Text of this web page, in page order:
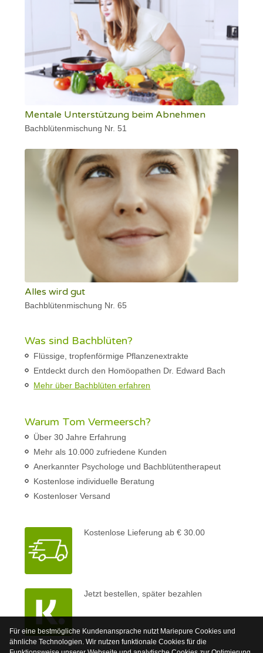
Mentale Unterstützung beim Abnehmen
Bachblütenmischung Nr. 51
Alles wird gut
Bachblütenmischung Nr. 65
Was sind Bachblüten?
Flüssige, tropfenförmige Pflanzenextrakte
Entdeckt durch den Homöopathen Dr. Edward Bach
Mehr über Bachblüten erfahren
Warum Tom Vermeersch?
Über 30 Jahre Erfahrung
Mehr als 10.000 zufriedene Kunden
Anerkannter Psychologe und Bachblütentherapeut
Kostenlose individuelle Beratung
Kostenloser Versand
Kostenlose Lieferung ab € 30.00
Jetzt bestellen, später bezahlen
Für eine bestmögliche Kundenansprache nutzt Mariepure Cookies und
ähnliche Technologien. Wir nutzen funktionale Cookies für die